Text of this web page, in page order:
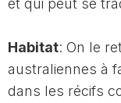
et qui peut se
Habitat: On le
australiennes à
dans les récifs